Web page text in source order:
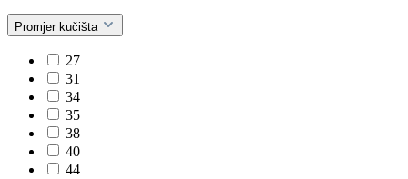
Promjer kučišta
27
31
34
35
38
40
44